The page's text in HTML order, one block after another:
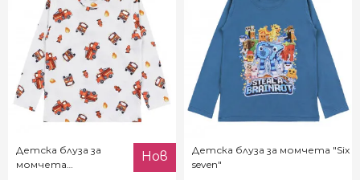
Детска блуза за
момчета
Нов
Детска блуза за момчета "Six
seven"